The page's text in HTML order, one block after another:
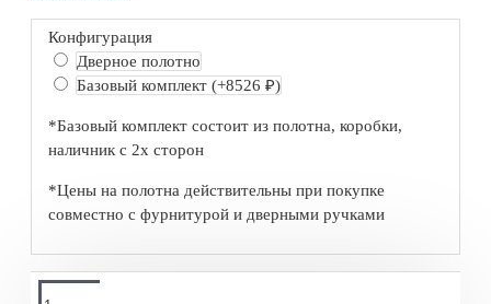
Конфигурация
Дверное полотно
Базовый комплект (+8526 ₽)
*Базовый комплект состоит из полотна, коробки,
наличник с 2х сторон
*Цены на полотна действительны при покупке
совместно с фурнитурой и дверными ручками